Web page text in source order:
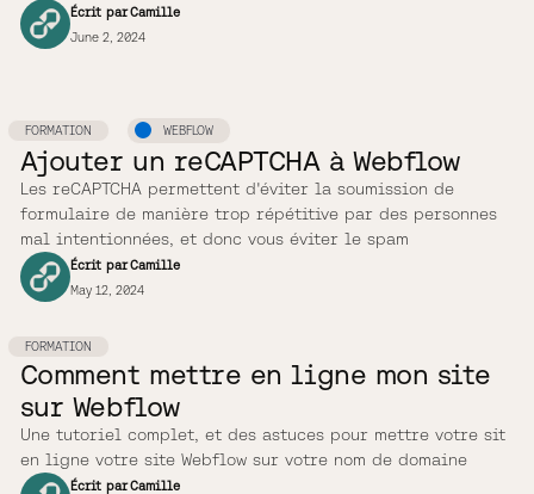
Écrit parCamille
June 2, 2024
FORMATION WEBFLOW
Ajouter un reCAPTCHA à Webflow
Les reCAPTCHA permettent d'éviter la soumission de
formulaire de manière trop répétitive par des personnes
mal intentionnées, et donc vous éviter le spam
Écrit parCamille
May 12, 2024
FORMATION
Comment mettre en ligne mon site
sur Webflow
Une tutoriel complet, et des astuces pour mettre votre sit
en ligne votre site Webflow sur votre nom de domaine
Écrit parCamille